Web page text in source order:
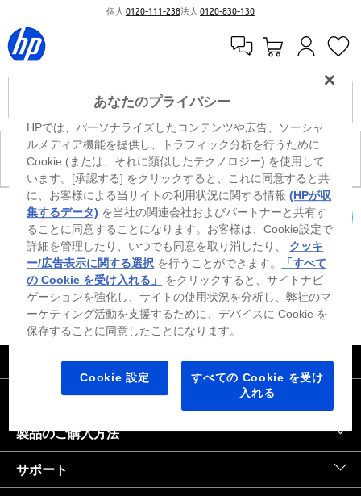
個人 0120-111-238法人 0120-830-130
現在、このカテゴリには商品がありません。
カートを確認
※ Windowsのすべてのエディションまたはバージョンで、すべての機能を使用でき
るわけではありません。Windowsの機能を最大限に活用するには、システムのハ
ードウェア、ドライバー、ソフトウェアのアップグレードおよび/または別途購
入、あるいはBIOSのアップデートが必要になる場合があります。Windowsは自動
的にアップデートされ、有効になります。高速インターネットとMicrosoftアカウ
ントが必要になります。ISPの料金が適用され、今後アップデートの際に要件が追
加される場合があります。http://www.windows.com 外部リンクアイコンをご覧く
ださい。
｜United States HP.com
会社情報
製品のご購入方法
サポート
あなたのプライバシー
HPでは、パーソナライズしたコンテンツや広告、ソーシャ
ルメディア機能を提供し、トラフィック分析を行うために
Cookie (または、それに類似したテクノロジー) を使用して
います。[承認する] をクリックすると、これに同意すると共
に、お客様による当サイトの利用状況に関する情報(HPが収
集するデータ) を当社の関連会社およびパートナーと共有す
ることに同意することになります。お客様は、Cookie設定で
詳細を管理したり、いつでも同意を取り消したり、 クッキ
ー/広告表示に関する選択 を行うことができます。
「すべて
の Cookie を受け入れる」
をクリックすると、サイトナビ
ゲーションを強化し、サイトの使用状況を分析し、弊社のマ
ーケティング活動を支援するために、デバイスに Cookie を
保存することに同意したことになります。
Cookie 設定
すべての Cookie を受け
入れる